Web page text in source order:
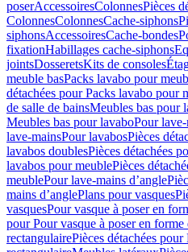
poserAccessoiresColonnesPièces
ColonnesColonnesCache-siphons
siphonsAccessoiresCache-bondes
fixationHabillages cache-siphons
jointsDosseretsKits de consoles
meuble basPacks lavabo pour
détachées pour Packs lavabo pour
de salle de bainsMeubles bas pour
Meubles bas pour lavaboPour
lave-mainsPour lavabosPièces
lavabos doublesPièces détachées
lavabos pour meublePièces
meublePour lave-mains d’angle
mains d’anglePlans pour vasques
vasquesPour vasque à poser en
pour Pour vasque à poser en forme
rectangulairePièces détachées